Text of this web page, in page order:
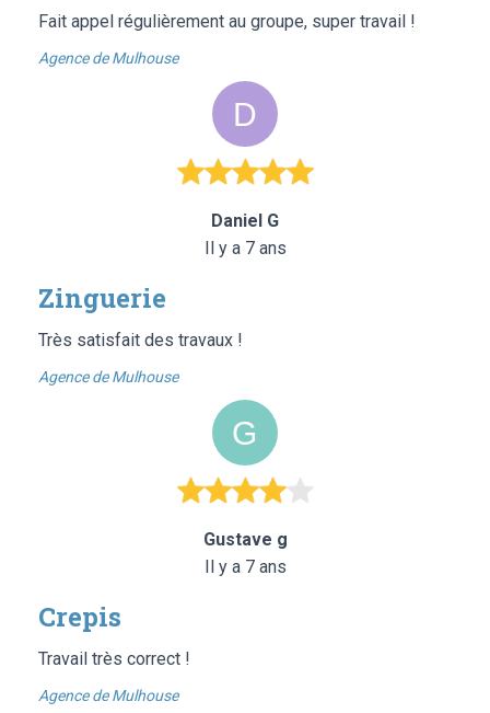
Fait appel régulièrement au groupe, super travail !
Agence de Mulhouse
Daniel G
Il y a 7 ans
Zinguerie
Très satisfait des travaux !
Agence de Mulhouse
Gustave g
Il y a 7 ans
Crepis
Travail très correct !
Agence de Mulhouse